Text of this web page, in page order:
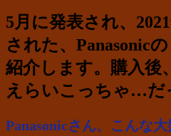
5月に発表され、
された、Panasonic
紹介します。購入後
えらいこっちゃ…だ
Panasonicさん、こんな